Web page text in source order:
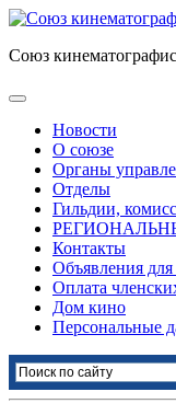
Союз
Новости
О союзе
Органы
Отделы
Гильдии,
Контакты
Объявления
Оплата
Дом кино
Персональные